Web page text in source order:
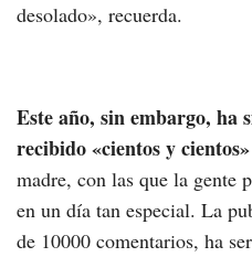
desolado», recuerda.
Este año, sin embargo, ha
recibido «cientos y
madre, con las que la gente
en un día tan especial. La
de 10000 comentarios, ha